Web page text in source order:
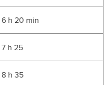
6 h 20 min
7 h 25
8 h 35